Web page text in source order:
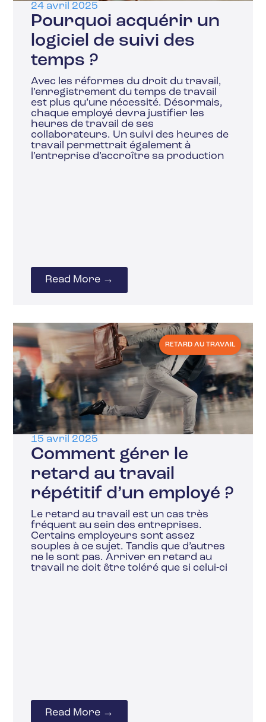
24 avril 2025
Pourquoi acquérir un
logiciel de suivi des
temps ?
Avec les réformes du droit du travail,
l’enregistrement du temps de travail
est plus qu’une nécessité. Désormais,
chaque employé devra justifier les
heures de travail de ses
collaborateurs. Un suivi des heures de
travail permettrait également à
l’entreprise d’accroître sa production
Read More →
RETARD AU TRAVAIL
15 avril 2025
Comment gérer le
retard au travail
répétitif d’un employé ?
Le retard au travail est un cas très
fréquent au sein des entreprises.
Certains employeurs sont assez
souples à ce sujet. Tandis que d’autres
ne le sont pas. Arriver en retard au
travail ne doit être toléré que si celui-ci
Read More →